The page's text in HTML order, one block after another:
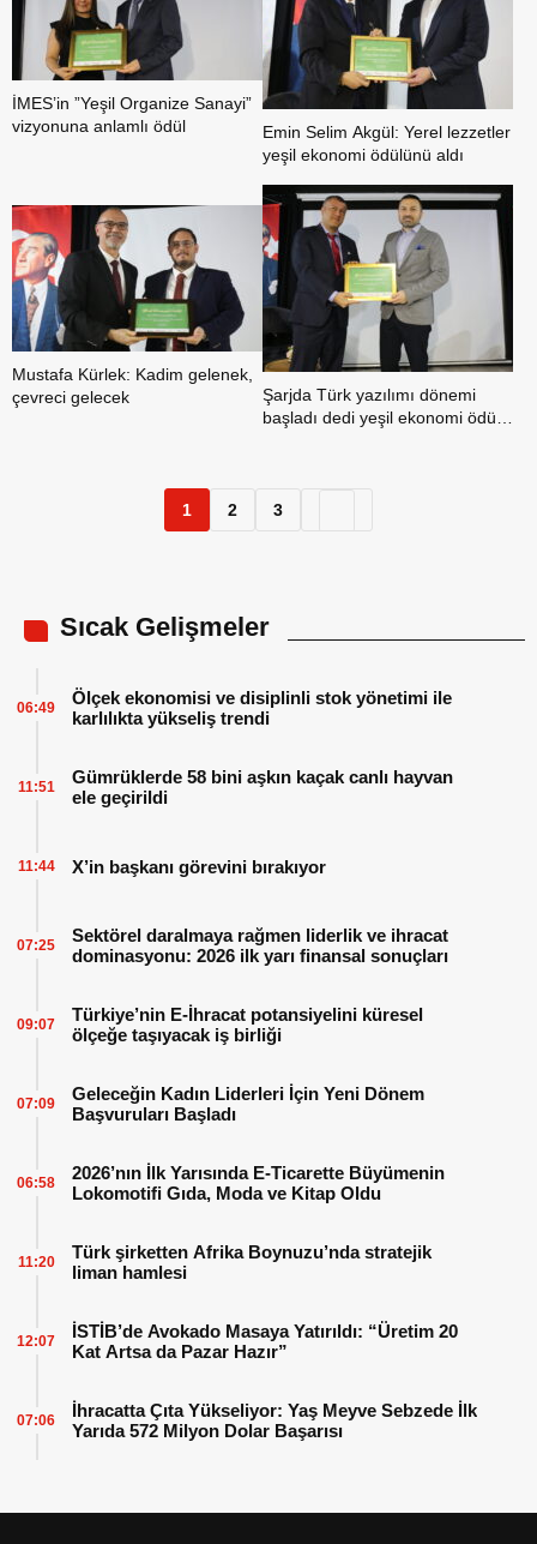
İMES’in ”Yeşil Organize Sanayi”
vizyonuna anlamlı ödül
Emin Selim Akgül: Yerel lezzetler
yeşil ekonomi ödülünü aldı
Mustafa Kürlek: Kadim gelenek,
çevreci gelecek
Şarjda Türk yazılımı dönemi
başladı dedi yeşil ekonomi ödülü
1 2 3
Sıcak Gelişmeler
Ölçek ekonomisi ve disiplinli stok yönetimi ile
karlılıkta yükseliş trendi
06:49
Gümrüklerde 58 bini aşkın kaçak canlı hayvan
ele geçirildi
11:51
X’in başkanı görevini bırakıyor
11:44
Sektörel daralmaya rağmen liderlik ve ihracat
dominasyonu: 2026 ilk yarı finansal sonuçları
07:25
Türkiye’nin E-İhracat potansiyelini küresel
ölçeğe taşıyacak iş birliği
09:07
Geleceğin Kadın Liderleri İçin Yeni Dönem
Başvuruları Başladı
07:09
2026’nın İlk Yarısında E-Ticarette Büyümenin
Lokomotifi Gıda, Moda ve Kitap Oldu
06:58
Türk şirketten Afrika Boynuzu’nda stratejik
liman hamlesi
11:20
İSTİB’de Avokado Masaya Yatırıldı: “Üretim 20
Kat Artsa da Pazar Hazır”
12:07
İhracatta Çıta Yükseliyor: Yaş Meyve Sebzede İlk
Yarıda 572 Milyon Dolar Başarısı
07:06